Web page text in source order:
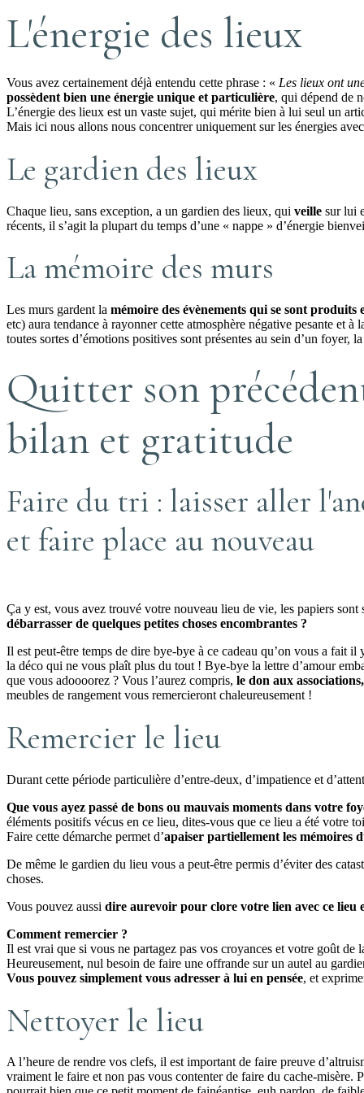
L'énergie des lieux
Vous avez certainement déjà entendu cette phrase : « Les lieux ont
possèdent bien une énergie unique et particulière, qui dépend de
L’énergie des lieux est un vaste sujet, qui mérite bien à lui seul un
Mais ici nous allons nous concentrer uniquement sur les énergies
Le gardien des lieux
Chaque lieu, sans exception, a un gardien des lieux, qui veille sur lui
récents, il s’agit la plupart du temps d’une « nappe » d’énergie
La mémoire des murs
Les murs gardent la mémoire des évènements qui se sont
etc) aura tendance à rayonner cette atmosphère négative pesante et
toutes sortes d’émotions positives sont présentes au sein d’un
Quitter son
bilan et gratitude
Faire du tri : laisser aller
et faire place au nouveau
Ça y est, vous avez trouvé votre nouveau lieu de vie, les papiers
débarrasser de quelques petites choses encombrantes ?
Il est peut-être temps de dire bye-bye à ce cadeau qu’on vous a fait
la déco qui ne vous plaît plus du tout ! Bye-bye la lettre d’amour
que vous adoooorez ? Vous l’aurez compris, le don aux
meubles de rangement vous remercieront chaleureusement !
Remercier le lieu
Durant cette période particulière d’entre-deux, d’impatience et
Que vous ayez passé de bons ou mauvais moments dans votre
éléments positifs vécus en ce lieu, dites-vous que ce lieu a été votre
Faire cette démarche permet d’apaiser partiellement les mémoires
De même le gardien du lieu vous a peut-être permis d’éviter des
choses.
Vous pouvez aussi dire aurevoir pour clore votre lien avec ce lieu
Comment remercier ?
Il est vrai que si vous ne partagez pas vos croyances et votre goût
Heureusement, nul besoin de faire une offrande sur un autel au
Vous pouvez simplement vous adresser à lui en pensée, et
Nettoyer le lieu
A l’heure de rendre vos clefs, il est important de faire preuve
vraiment le faire et non pas vous contenter de faire du cache-misère.